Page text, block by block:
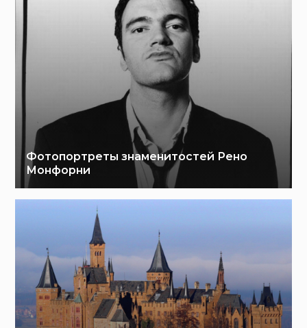
Фотопортреты знаменитостей Рено
Монфорни